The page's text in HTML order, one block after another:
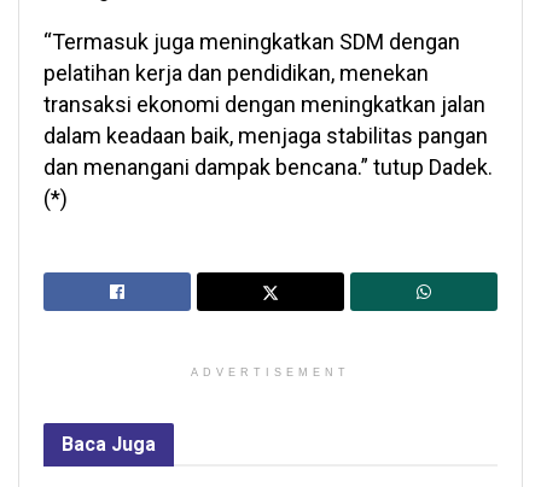
“Termasuk juga meningkatkan SDM dengan
pelatihan kerja dan pendidikan, menekan
transaksi ekonomi dengan meningkatkan jalan
dalam keadaan baik, menjaga stabilitas pangan
dan menangani dampak bencana.” tutup Dadek.
(*)
ADVERTISEMENT
Baca Juga